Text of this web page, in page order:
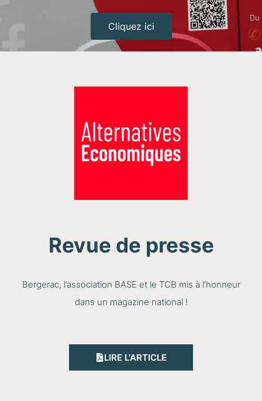
Cliquez ici
Revue de presse
Bergerac, l’association BASE et le TCB mis à l’honneur
dans un magazine national !
LIRE L'ARTICLE